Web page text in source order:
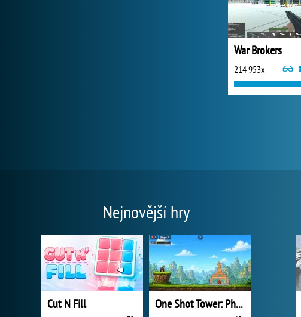
War Brokers
214 953x
Nejnovější hry
Cut N Fill One Shot Tower: Physics Destroyer